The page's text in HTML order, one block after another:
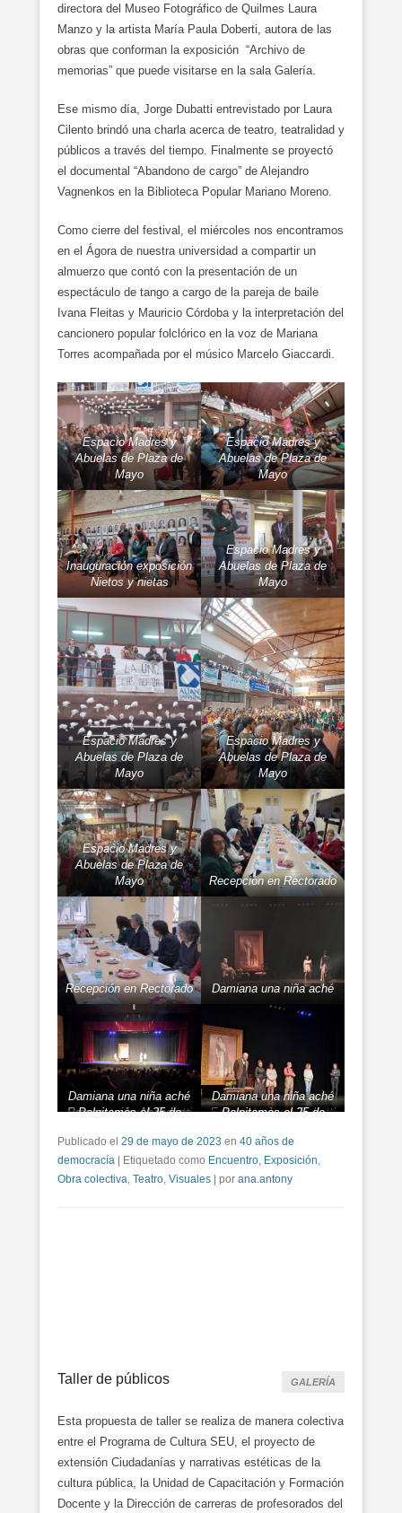
directora del Museo Fotográfico de Quilmes Laura
Manzo y la artista María Paula Doberti, autora de las
obras que conforman la exposición “Archivo de
memorias” que puede visitarse en la sala Galería.
Ese mismo día, Jorge Dubatti entrevistado por Laura
Cilento brindó una charla acerca de teatro, teatralidad y
públicos a través del tiempo. Finalmente se proyectó
el documental “Abandono de cargo” de Alejandro
Vagnenkos en la Biblioteca Popular Mariano Moreno.
Como cierre del festival, el miércoles nos encontramos
en el Ágora de nuestra universidad a compartir un
almuerzo que contó con la presentación de un
espectáculo de tango a cargo de la pareja de baile
Ivana Fleitas y Mauricio Córdoba y la interpretación del
cancionero popular folclórico en la voz de Mariana
Torres acompañada por el músico Marcelo Giaccardi.
Espacio Madres y
Abuelas de Plaza de
Mayo
Espacio Madres y
Abuelas de Plaza de
Mayo
Inauguración exposición
Nietos y nietas
Espacio Madres y
Abuelas de Plaza de
Mayo
Espacio Madres y
Abuelas de Plaza de
Mayo
Espacio Madres y
Abuelas de Plaza de
Mayo
Espacio Madres y
Abuelas de Plaza de
Mayo
Recepción en Rectorado
Recepción en Rectorado Damiana una niña aché
Damiana una niña aché Damiana una niña aché
Presentación Abandono
Palpitamos el 25 de
Palpitamos el 25 de
mayo
Palpitamos el 25 de
mayo